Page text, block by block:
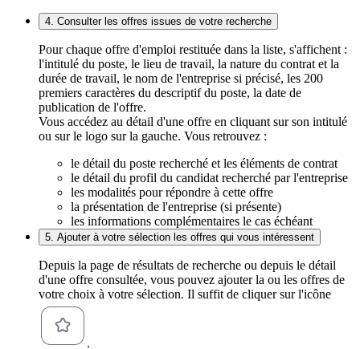
4. Consulter les offres issues de votre recherche
Pour chaque offre d'emploi restituée dans la liste, s'affichent :
l'intitulé du poste, le lieu de travail, la nature du contrat et la
durée de travail, le nom de l'entreprise si précisé, les 200
premiers caractères du descriptif du poste, la date de
publication de l'offre.
Vous accédez au détail d'une offre en cliquant sur son intitulé
ou sur le logo sur la gauche. Vous retrouvez :
le détail du poste recherché et les éléments de contrat
le détail du profil du candidat recherché par l'entreprise
les modalités pour répondre à cette offre
la présentation de l'entreprise (si présente)
les informations complémentaires le cas échéant
5. Ajouter à votre sélection les offres qui vous intéressent
Depuis la page de résultats de recherche ou depuis le détail
d'une offre consultée, vous pouvez ajouter la ou les offres de
votre choix à votre sélection. Il suffit de cliquer sur l'icône
.